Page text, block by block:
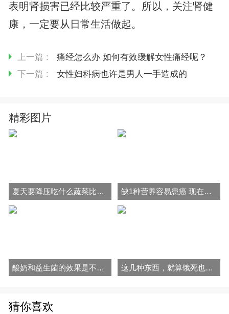
表明肾损害已经比较严重了。所以，关注肾健
康，一定要从日常生活做起。
上一篇 :
痛经怎么办 如何有效缓解女性痛经呢？
下一篇 :
女性妇科病也许是男人一手造成的
精彩图片
夏天要降压吃什么蔬菜比较好？ 缺1种营养容易患癌 现在开始多维生素C食物
酸奶和益生菌的效果是不是一样? 两者冲突吗？ 这几种东西，就算饿死也不能吃！
猜你喜欢